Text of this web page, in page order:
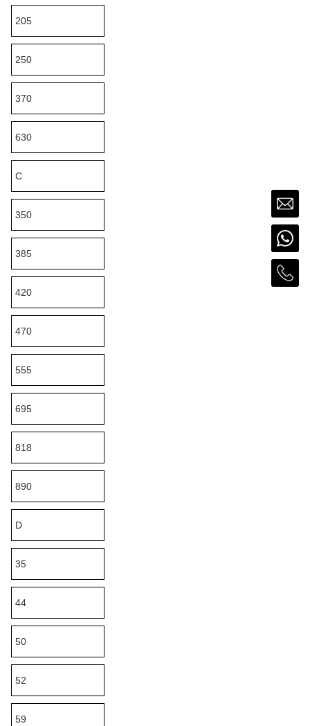
205
250
370
630
C
350
385
420
470
555
695
818
890
D
35
44
50
52
59